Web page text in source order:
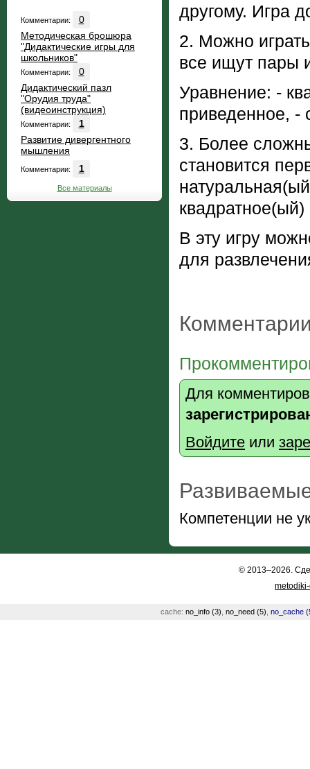
Комментарии:
0
Методическая брошюра
"Дидактические игры для
школьников"
Комментарии:
0
Дидактический пазл
"Орудия труда"
(видеоинструкция)
Комментарии:
1
Развитие дивергентного
мышления
Комментарии: 1
Все материалы
другому. Игра
2. Можно
все ищут пары
Уравнение: -
приведенное, -
3. Более
становится
В эту игру
для
Для
Войдите или
Компетенции не
© 2013–2026.
cache: no_info (3) no_need (5) no_cache